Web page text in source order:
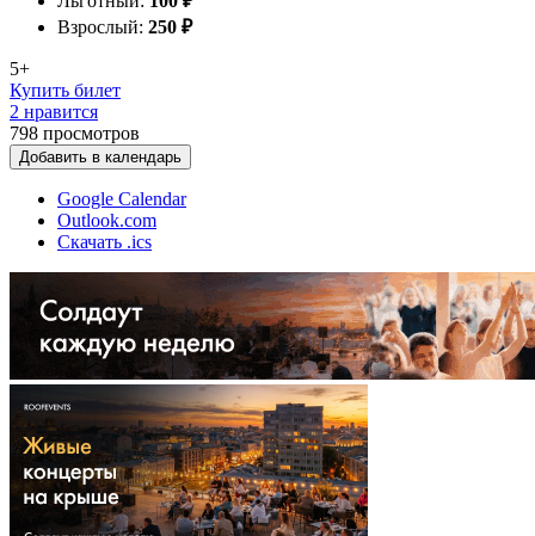
Взрослый: 250 ₽
5+
Купить билет
2 нравится
798 просмотров
Добавить в календарь
Google Calendar
Outlook.com
Скачать .ics